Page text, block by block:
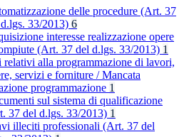
delle procedure (Art. 37
33/2013) 6
interesse realizzazione opere
(Art. 37 del d.lgs. 33/2013) 1
relativi alla programmazione di lavori,
servizi e forniture / Mancata
programmazione 1
sul sistema di qualificazione
37 del d.lgs. 33/2013) 1
illeciti professionali (Art. 37 del